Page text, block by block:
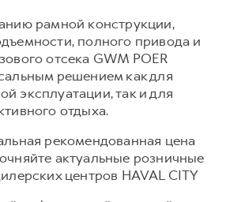
рамной конструкции,
полного привода и
отсека GWM POER
решением как для
эксплуатации, так и для
отдыха.
рекомендованная цена
актуальные розничные
центров HAVAL CITY